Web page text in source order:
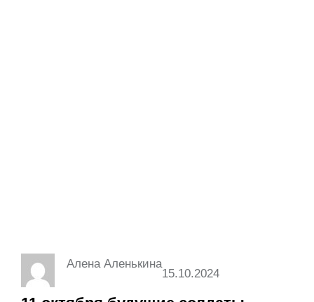
Алена Аленькина
15.10.2024